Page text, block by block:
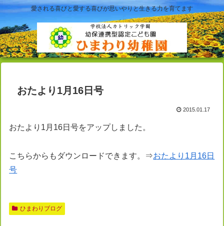
愛される喜びと愛する喜びが思いやりと生きる力を育てます
おたより1月16日号
2015.01.17
おたより1月16日号をアップしました。
こちらからもダウンロードできます。⇒おたより1月16日
号
ひまわりブログ